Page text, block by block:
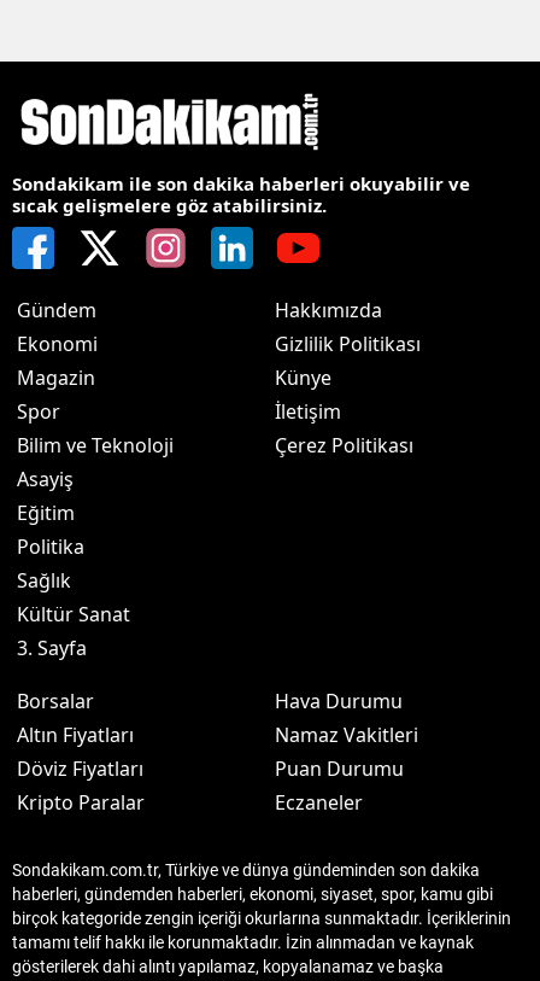
Sondakikam ile son dakika haberleri okuyabilir ve
sıcak gelişmelere göz atabilirsiniz.
Gündem
Ekonomi
Magazin
Spor
Bilim ve Teknoloji
Asayiş
Eğitim
Politika
Sağlık
Kültür Sanat
3. Sayfa
Hakkımızda
Gizlilik Politikası
Künye
İletişim
Çerez Politikası
Borsalar
Altın Fiyatları
Döviz Fiyatları
Kripto Paralar
Hava Durumu
Namaz Vakitleri
Puan Durumu
Eczaneler
Sondakikam.com.tr, Türkiye ve dünya gündeminden son dakika
haberleri, gündemden haberleri, ekonomi, siyaset, spor, kamu gibi
birçok kategoride zengin içeriği okurlarına sunmaktadır. İçeriklerinin
tamamı telif hakkı ile korunmaktadır. İzin alınmadan ve kaynak
gösterilerek dahi alıntı yapılamaz, kopyalanamaz ve başka